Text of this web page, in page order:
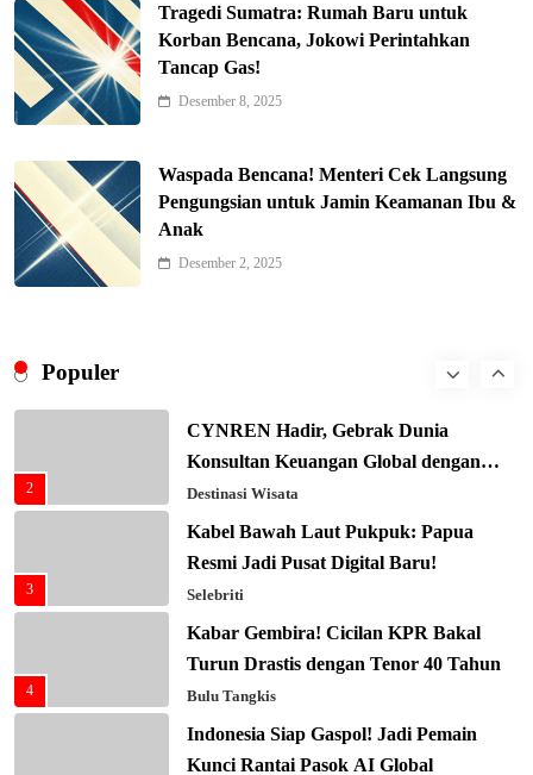
Populer
Ekonomi Indonesia Meroket! Kalahkan
Negara G20 di Awal 2026
Belajar
Berita Nasional
8
Xenco Medical Raih Penghargaan
Bergengsi TIME100: Revolusi Medis
2
CYNREN Hadir, Gebrak Dunia
Konsultan Keuangan Global dengan
Sentuhan AI
Destinasi Wisata
3
Kabel Bawah Laut Pukpuk: Papua
Resmi Jadi Pusat Digital Baru!
Selebriti
4
Kabar Gembira! Cicilan KPR Bakal
Turun Drastis dengan Tenor 40 Tahun
Bulu Tangkis
Indonesia Siap Gaspol! Jadi Pemain
Kunci Rantai Pasok AI Global
Tragedi Sumatra: Rumah Baru untuk
Korban Bencana, Jokowi Perintahkan
Tancap Gas!
Desember 8, 2025
Waspada Bencana! Menteri Cek Langsung
Pengungsian untuk Jamin Keamanan Ibu &
Anak
Desember 2, 2025